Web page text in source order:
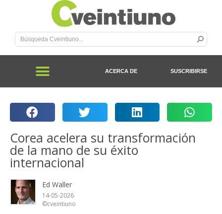
ACERCA DE SUSCRIBIRSE
Corea acelera su transformación
de la mano de su éxito
internacional
Ed Waller
14-05-2026
©cveintiuno